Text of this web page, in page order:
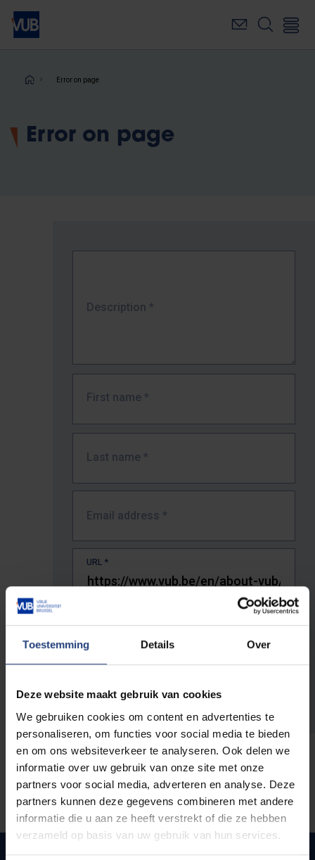
Toestemming Details Over
Deze website maakt gebruik van cookies
We gebruiken cookies om content en advertenties te
personaliseren, om functies voor social media te bieden
en om ons websiteverkeer te analyseren. Ook delen we
informatie over uw gebruik van onze site met onze
partners voor social media, adverteren en analyse. Deze
partners kunnen deze gegevens combineren met andere
informatie die u aan ze heeft verstrekt of die ze hebben
verzameld op basis van uw gebruik van hun services.
Skip
main
Breadcrumb
Error on page
Error on page
Description *
First name *
Last name *
Email address *
URL *
The full URL of the page where you encountered the error.